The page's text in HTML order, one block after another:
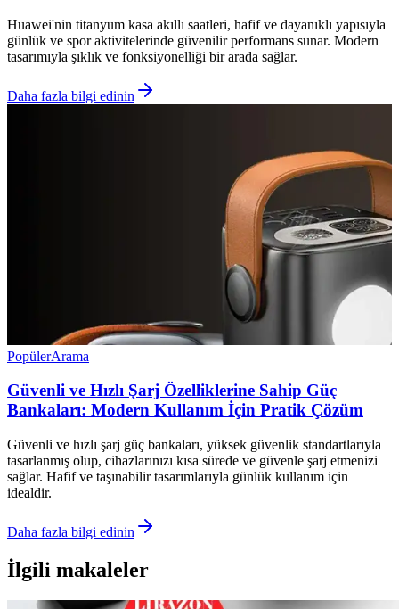
Huawei'nin titanyum kasa akıllı saatleri, hafif ve dayanıklı yapısıyla
günlük ve spor aktivitelerinde güvenilir performans sunar. Modern
tasarımıyla şıklık ve fonksiyonelliği bir arada sağlar.
Daha fazla bilgi edinin
PopülerArama
Güvenli ve Hızlı Şarj Özelliklerine Sahip Güç
Bankaları: Modern Kullanım İçin Pratik Çözüm
Güvenli ve hızlı şarj güç bankaları, yüksek güvenlik standartlarıyla
tasarlanmış olup, cihazlarınızı kısa sürede ve güvenle şarj etmenizi
sağlar. Hafif ve taşınabilir tasarımlarıyla günlük kullanım için
idealdir.
Daha fazla bilgi edinin
İlgili makaleler